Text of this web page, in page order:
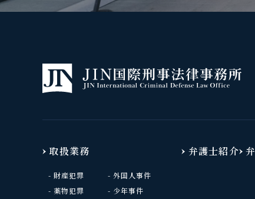
取扱業務
財産犯罪
薬物犯罪
外国人事件
少年事件
弁護士紹介